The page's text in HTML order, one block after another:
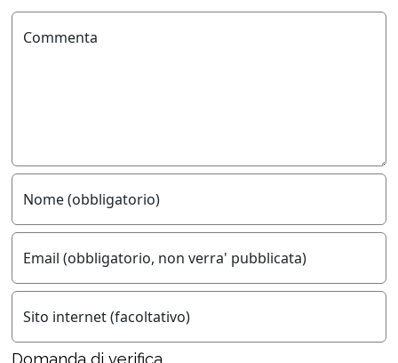
Commenta
Nome (obbligatorio)
Email (obbligatorio, non verra' pubblicata)
Sito internet (facoltativo)
Domanda di verifica